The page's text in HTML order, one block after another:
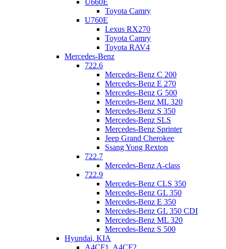
U660E
Toyota Camry
U760E
Lexus RX270
Toyota Camry
Toyota RAV4
Mercedes-Benz
722.6
Mercedes-Benz C 200
Mercedes-Benz E 270
Mercedes-Benz G 500
Mercedes-Benz ML 320
Mercedes-Benz S 350
Mercedes-Benz SLS
Mercedes-Benz Sprinter
Jeep Grand Cherokee
Ssang Yong Rexton
722.7
Mercedes-Benz A-class
722.9
Mercedes-Benz CLS 350
Mercedes-Benz GL 350
Mercedes-Benz E 350
Mercedes-Benz GL 350 CDI
Mercedes-Benz ML 320
Mercedes-Benz S 500
Hyundai, KIA
A4CF1, A4CF2